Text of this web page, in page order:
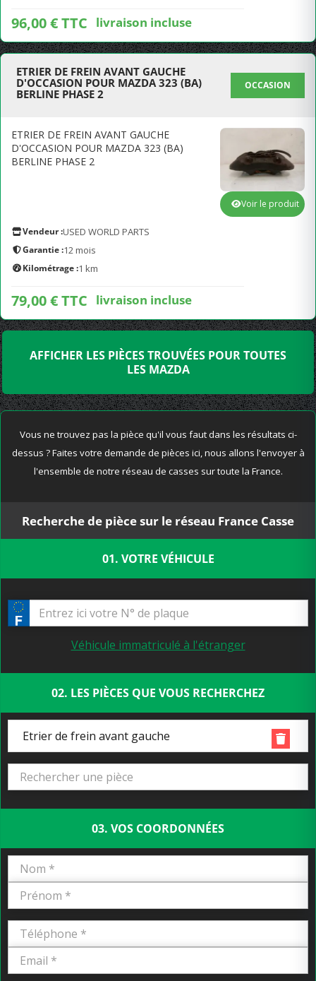
96,00 € TTC livraison incluse
ETRIER DE FREIN AVANT GAUCHE
D'OCCASION POUR MAZDA 323 (BA)
BERLINE PHASE 2
OCCASION
ETRIER DE FREIN AVANT GAUCHE
D'OCCASION POUR MAZDA 323 (BA)
BERLINE PHASE 2
Vendeur :USED WORLD PARTS
Garantie :12 mois
Kilométrage :1 km
79,00 € TTC livraison incluse
Voir le produit
AFFICHER LES PIÈCES TROUVÉES POUR TOUTES
LES MAZDA
Vous ne trouvez pas la pièce qu'il vous faut dans les résultats ci-
dessus ? Faites votre demande de pièces ici, nous allons l'envoyer à
l'ensemble de notre réseau de casses sur toute la France.
Recherche de pièce sur le réseau France Casse
01. VOTRE VÉHICULE
Véhicule immatriculé à l'étranger
02. LES PIÈCES QUE VOUS RECHERCHEZ
Etrier de frein avant gauche
03. VOS COORDONNÉES